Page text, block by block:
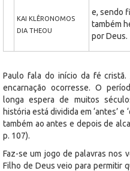
KAI KLÊRONOMOS
DIA THEOU
e, sendo
também
por Deus.
Paulo fala do início da fé cristã.
encarnação ocorresse. O
longa espera de muitos
história está dividida em ‘antes’
também ao antes e depois de
p. 107).
Faz-se um jogo de palavras nos
Filho de Deus veio para permitir